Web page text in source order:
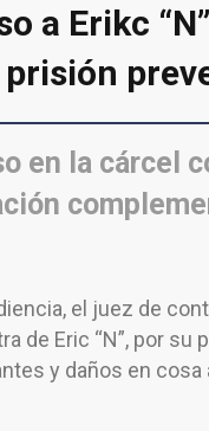
a Erikc
en la cárcel
el juez de
de Eric “N”, por
y daños en cosa